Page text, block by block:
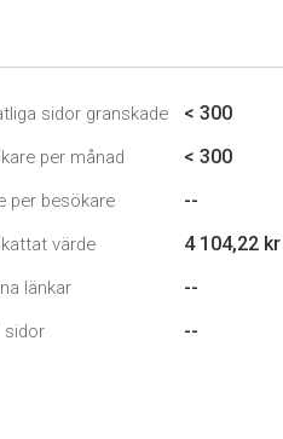
sidor granskade < 300
per månad < 300
per besökare --
värde 4 104,22 kr
länkar --
sidor --